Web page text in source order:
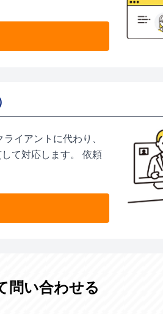
イアントに代わり、
て対応します。 依頼
問い合わせる